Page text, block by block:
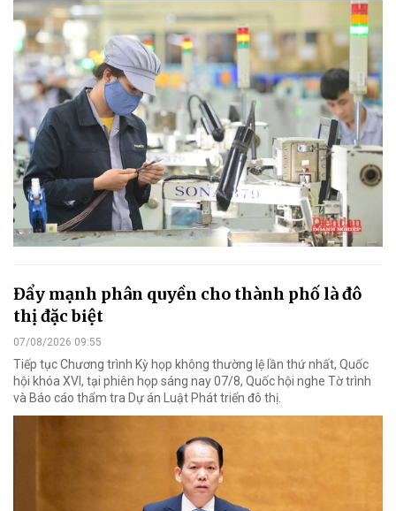
Đẩy mạnh phân quyền cho thành phố là đô
thị đặc biệt
07/08/2026 09:55
Tiếp tục Chương trình Kỳ họp không thường lệ lần thứ nhất, Quốc
hội khóa XVI, tại phiên họp sáng nay 07/8, Quốc hội nghe Tờ trình
và Báo cáo thẩm tra Dự án Luật Phát triển đô thị.